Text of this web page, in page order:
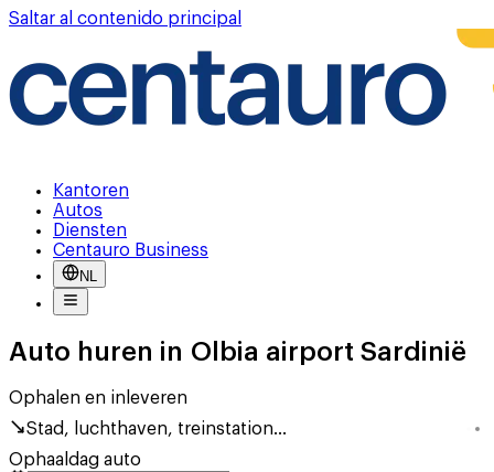
Saltar al contenido principal
Kantoren
Autos
Diensten
Centauro Business
NL
Auto huren in Olbia airport Sardinië
Ophalen en inleveren
Stad, luchthaven, treinstation...
Ophaaldag auto